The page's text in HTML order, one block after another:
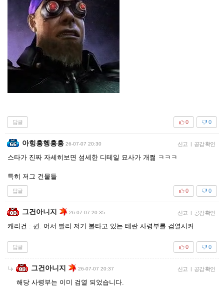
답글 0
0
아힝흥헹흥흥 26-07-07 20:30 신고 | 공감 확인
스타가 진짜 자세히보면 섬세한 디테일 묘사가 개쩖 ㅋㅋㅋ
특히 저그 건물들
답글 0
0
그건아니지 26-07-07 20:35 신고 | 공감 확인
캐리건 : 퀸. 어서 빨리 저기 불타고 있는 테란 사령부를 검열시켜
답글 0
0
그건아니지 26-07-07 20:37 신고 | 공감 확인
해당 사령부는 이미 검열 되었습니다.